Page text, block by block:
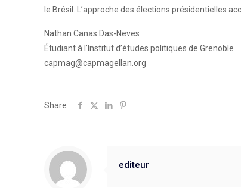
le Brésil. L’approche des élections présidentielles
Nathan Canas Das-Neves
Étudiant à l’Institut d’études politiques de Grenoble
capmag@capmagellan.org
Share
editeur